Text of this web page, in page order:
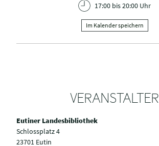
17:00 bis 20:00 Uhr
Im Kalender speichern
VERANSTALTER
Eutiner Landesbibliothek
Schlossplatz 4
23701 Eutin